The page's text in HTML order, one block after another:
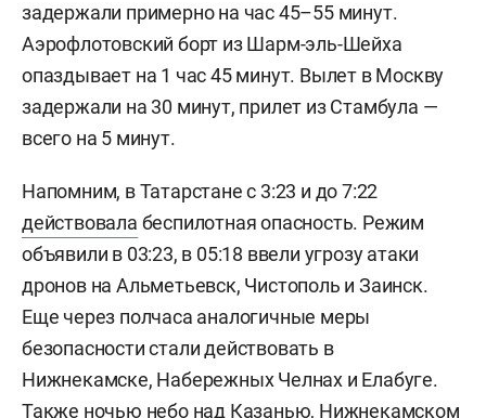
задержали примерно на час 45–55 минут.
Аэрофлотовский борт из Шарм-эль-Шейха
опаздывает на 1 час 45 минут. Вылет в Москву
задержали на 30 минут, прилет из Стамбула —
всего на 5 минут.
Напомним, в Татарстане с 3:23 и до 7:22
действовала беспилотная опасность. Режим
объявили в 03:23, в 05:18 ввели угрозу атаки
дронов на Альметьевск, Чистополь и Заинск.
Еще через полчаса аналогичные меры
безопасности стали действовать в
Нижнекамске, Набережных Челнах и Елабуге.
Также ночью небо над Казанью, Нижнекамском